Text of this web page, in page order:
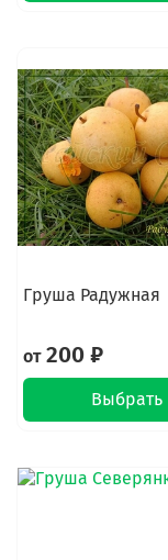
Груша Радужная
от200 ₽
Выбрать